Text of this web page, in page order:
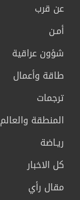
عن قرب
أمـن
شؤون عراقية
طاقة وأعمال
ترجمات
المنطقة والعالم
ريـاضة
كل الاخبار
مقال رأي